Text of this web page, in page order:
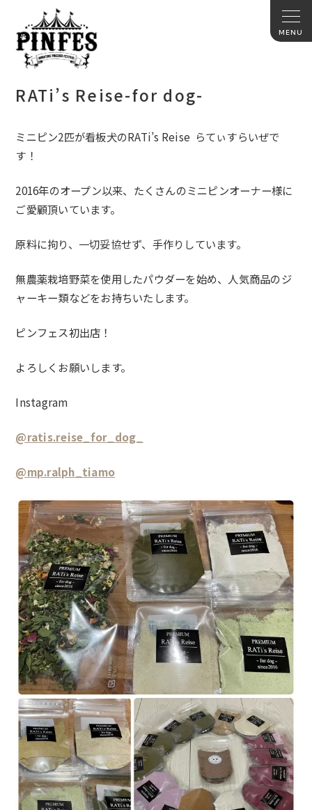
RATi’s Reise-for dog-
ミニピン2匹が看板犬のRATi’s Reise らてぃすらいぜで
す！
2016年のオープン以来、 たくさんのミニピンオーナー様に
ご愛顧頂いています。
原料に拘り、一切妥協せず、手作りしています。
無農薬栽培野菜を使用したパウダーを始め、 人気商品のジ
ャーキー類などをお持ちいたします。
ピンフェス初出店！
よろしくお願いします。
Instagram
@ratis.reise_for_dog_
@mp.ralph_tiamo